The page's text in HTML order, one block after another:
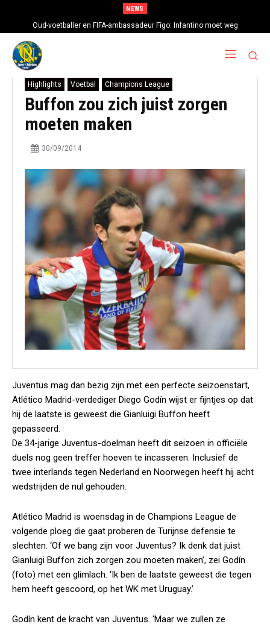
NEWS
Oud-voetballer en FIFA-ambassadeur Figo: Infantino moet weg
Highlights Voetbal Champions League
Buffon zou zich juist zorgen
moeten maken
30/09/2014
Juventus mag dan bezig zijn met een perfecte seizoenstart,
Atlético Madrid-verdediger Diego Godín wijst er fijntjes op dat
hij de laatste is geweest die Gianluigi Buffon heeft
gepasseerd.
De 34-jarige Juventus-doelman heeft dit seizoen in officiële
duels nog geen treffer hoeven te incasseren. Inclusief de
twee interlands tegen Nederland en Noorwegen heeft hij acht
wedstrijden de nul gehouden.
Atlético Madrid is woensdag in de Champions League de
volgende ploeg die gaat proberen de Turijnse defensie te
slechten. ‘Of we bang zijn voor Juventus? Ik denk dat juist
Gianluigi Buffon zich zorgen zou moeten maken’, zei Godín
(foto) met een glimlach. ‘Ik ben de laatste geweest die tegen
hem heeft gescoord, op het WK met Uruguay.’
Godín kent de kracht van Juventus. ‘Maar we zullen ze